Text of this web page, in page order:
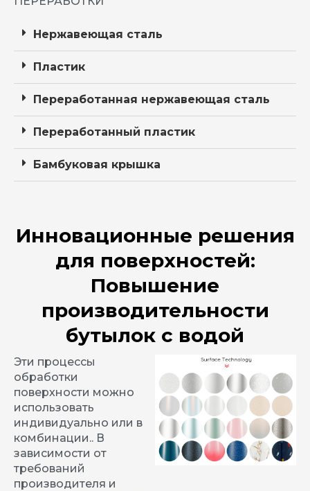
Нержавеющая сталь
Пластик
Переработанная нержавеющая сталь
Переработанный пластик
Бамбуковая крышка
Инновационные решения
для поверхностей:
Повышение
производительности
бутылок с водой
Эти процессы
обработки
поверхности можно
использовать
индивидуально или в
комбинации.. В
зависимости от
требований
производителя и